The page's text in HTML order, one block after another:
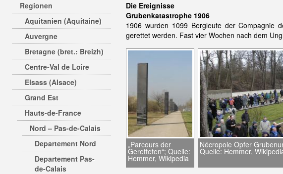
Regionen
Aquitanien (Aquitaine)
Auvergne
Bretagne (bret.: Breizh)
Centre-Val de Loire
Elsass (Alsace)
Grand Est
Hauts-de-France
Nord – Pas-de-Calais
Departement Nord
Departement Pas-
de-Calais
Die Ereignisse
Grubenkatastrophe 1906
1906 wurden 1099 Bergleute der Compagnie
gerettet werden. Fast vier Wochen nach dem
„Parcours der
Geretteten“; Quelle:
Hemmer, Wikipedia
Nécropole Opfer
Quelle: Hemmer,